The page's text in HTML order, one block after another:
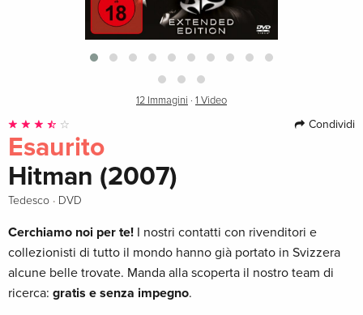
12 Immagini · 1 Video
Condividi
Esaurito
Hitman (2007)
Tedesco · DVD
Cerchiamo noi per te! I nostri contatti con rivenditori e
collezionisti di tutto il mondo hanno già portato in Svizzera
alcune belle trovate. Manda alla scoperta il nostro team di
ricerca: gratis e senza impegno.